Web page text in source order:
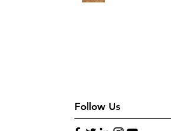
Follow Us